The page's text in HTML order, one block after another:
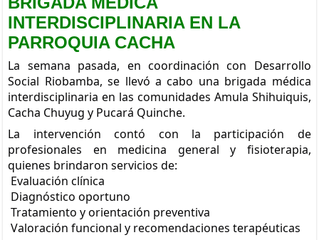
INTERDISCIPLINARIA EN LA
PARROQUIA CACHA
La semana pasada, en coordinación con Desarrollo
Social Riobamba, se llevó a cabo una brigada médica
interdisciplinaria en las comunidades Amula Shihuiquis,
Cacha Chuyug y Pucará Quinche.
La intervención contó con la participación de
profesionales en medicina general y fisioterapia,
quienes brindaron servicios de:
Evaluación clínica
Diagnóstico oportuno
Tratamiento y orientación preventiva
Valoración funcional y recomendaciones terapéuticas